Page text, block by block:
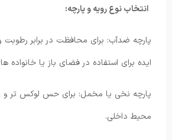
انتخاب نوع رویه و پارچه:
پارچه ضدآب: برای محافظت در برابر رطوبت
ایده برای استفاده در فضای باز یا خانواده
پارچه نخی یا مخمل: برای حس لوکس تر و
محیط داخلی.